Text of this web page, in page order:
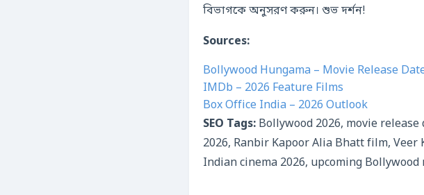
বিভাগকে অনুসরণ করুন। শুভ দর্শন!
Sources:
Bollywood Hungama – Movie Release
IMDb – 2026 Feature Films
Box Office India – 2026 Outlook
SEO Tags: Bollywood 2026, movie
2026, Ranbir Kapoor Alia Bhatt film, Veer
Indian cinema 2026, upcoming Bollywood